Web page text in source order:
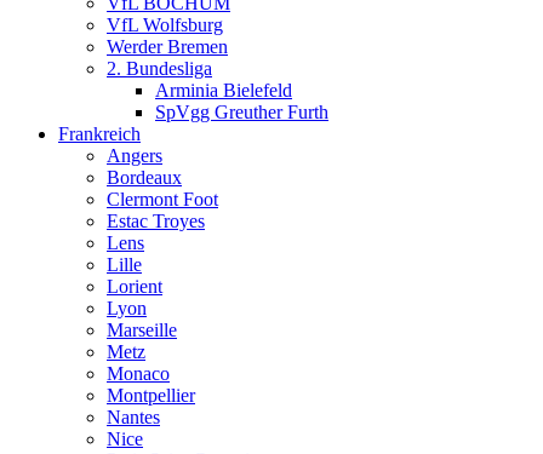
VfL Wolfsburg
Werder Bremen
2. Bundesliga
Arminia Bielefeld
SpVgg Greuther Furth
Frankreich
Angers
Bordeaux
Clermont Foot
Estac Troyes
Lens
Lille
Lorient
Lyon
Marseille
Metz
Monaco
Montpellier
Nantes
Nice